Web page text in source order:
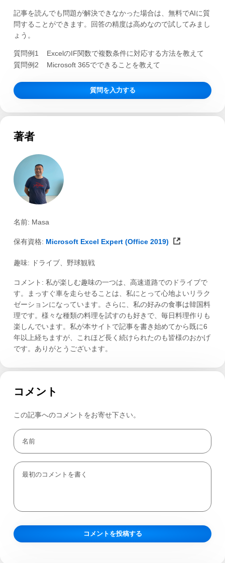
記事を読んでも問題が解決できなかった場合は、無料でAIに質
問することができます。回答の精度は高めなので試してみまし
ょう。
質問例1
ExcelのIF関数で複数条件に対応する方法を教えて
質問例2
Microsoft 365でできることを教えて
質問を入力する
著者
名前: Masa
保有資格: Microsoft Excel Expert (Office 2019)
趣味: ドライブ、野球観戦
コメント: 私が楽しむ趣味の一つは、高速道路でのドライブで
す。まっすぐ車を走らせることは、私にとって心地よいリラク
ゼーションになっています。さらに、私の好みの食事は韓国料
理です。様々な種類の料理を試すのも好きで、毎日料理作りも
楽しんでいます。私が本サイトで記事を書き始めてから既に6
年以上経ちますが、これほど長く続けられたのも皆様のおかげ
です。ありがとうございます。
コメント
この記事へのコメントをお寄せ下さい。